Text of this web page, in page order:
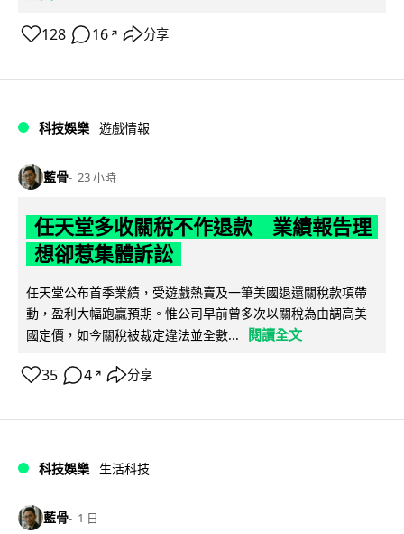
128 16 ↗ 分享
科技娛樂 遊戲情報
藍骨 23 小時
任天堂多收關稅不作退款 業績報告理
想卻惹集體訴訟
任天堂公布首季業績，受遊戲熱賣及一筆美國退還關稅款項帶
動，盈利大幅跑贏預期。惟公司早前曾多次以關稅為由調高美
國定價，如今關稅被裁定違法並全數...
閱讀全文
35 4 ↗ 分享
科技娛樂 生活科技
藍骨 1 日